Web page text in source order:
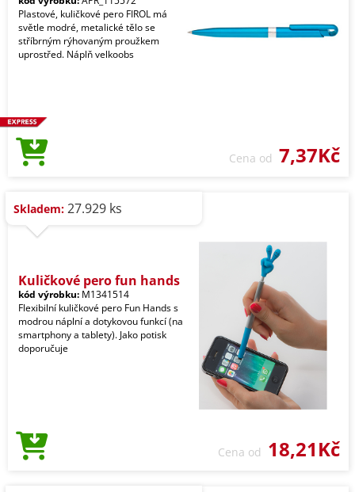
Plastové, kuličkové pero FIROL má
světle modré, metalické tělo se
stříbrným rýhovaným proužkem
uprostřed. Náplň velkoobs
Cena od 7,37Kč
Skladem: 27.929 ks
Kuličkové pero fun hands
kód výrobku: M1341514
Flexibilní kuličkové pero Fun Hands s
modrou náplní a dotykovou funkcí (na
smartphony a tablety). Jako potisk
doporučuje
Cena od 18,21Kč